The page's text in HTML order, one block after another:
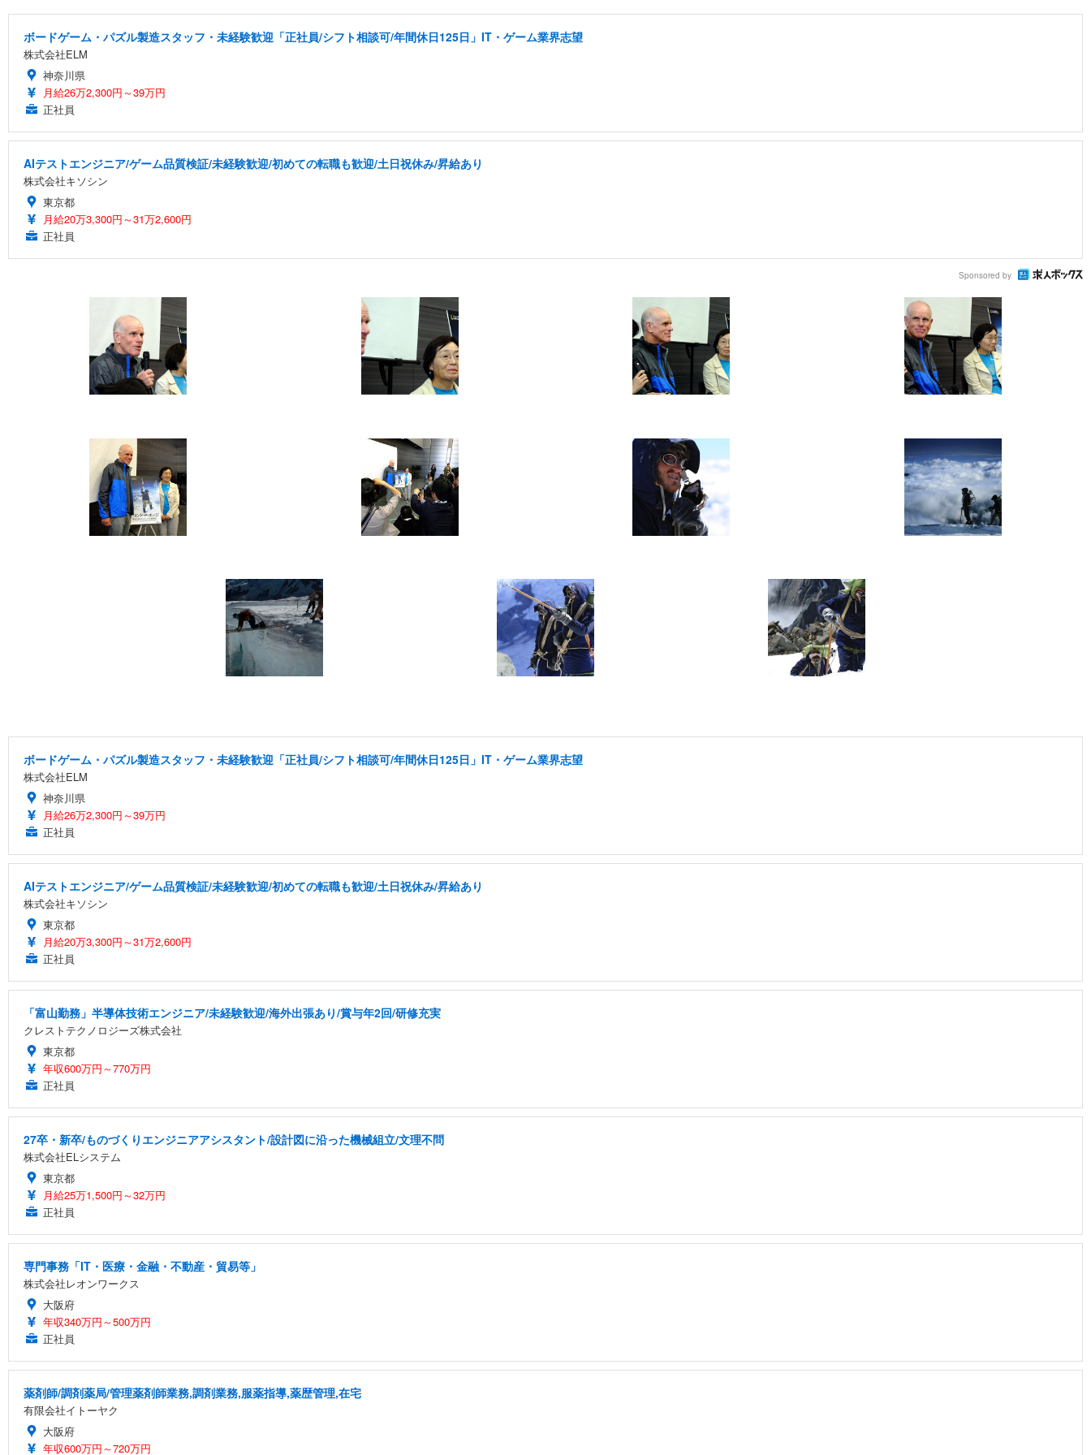
ボードゲーム・パズル製造スタッフ・未経験歓迎「正社員/シフト相談可/年間休日125日」IT・ゲーム業界志望
株式会社ELM
神奈川県
月給26万2,300円～39万円
正社員
AIテストエンジニア/ゲーム品質検証/未経験歓迎/初めての転職も歓迎/土日祝休み/昇給あり
株式会社キソシン
東京都
月給20万3,300円～31万2,600円
正社員
Sponsored by
ボードゲーム・パズル製造スタッフ・未経験歓迎「正社員/シフト相談可/年間休日125日」IT・ゲーム業界志望
株式会社ELM
神奈川県
月給26万2,300円～39万円
正社員
AIテストエンジニア/ゲーム品質検証/未経験歓迎/初めての転職も歓迎/土日祝休み/昇給あり
株式会社キソシン
東京都
月給20万3,300円～31万2,600円
正社員
「富山勤務」半導体技術エンジニア/未経験歓迎/海外出張あり/賞与年2回/研修充実
クレストテクノロジーズ株式会社
東京都
年収600万円～770万円
正社員
27卒・新卒/ものづくりエンジニアアシスタント/設計図に沿った機械組立/文理不問
株式会社ELシステム
東京都
月給25万1,500円～32万円
正社員
専門事務「IT・医療・金融・不動産・貿易等」
株式会社レオンワークス
大阪府
年収340万円～500万円
正社員
薬剤師/調剤薬局/管理薬剤師業務,調剤業務,服薬指導,薬歴管理,在宅
有限会社イトーヤク
大阪府
年収600万円～720万円